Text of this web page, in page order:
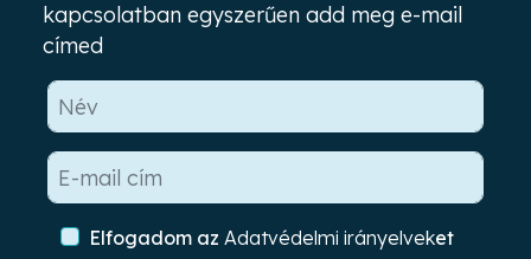
kapcsolatban egyszerűen add meg e-mail
címed
Elfogadom azAdatvédelmi irányelveket